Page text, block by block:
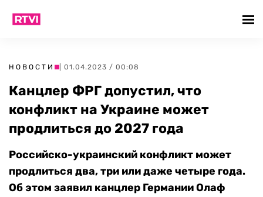
НОВОСТИ | 01.04.2023 / 00:08
Канцлер ФРГ допустил, что
конфликт на Украине может
продлиться до 2027 года
Российско-украинский конфликт может
продлиться два, три или даже четыре года.
Об этом заявил канцлер Германии Олаф